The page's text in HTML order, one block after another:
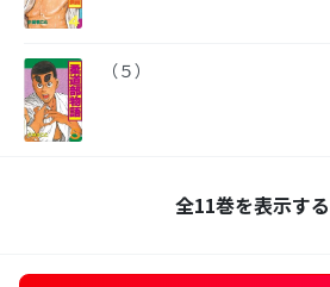
（５）
全11巻を表示する